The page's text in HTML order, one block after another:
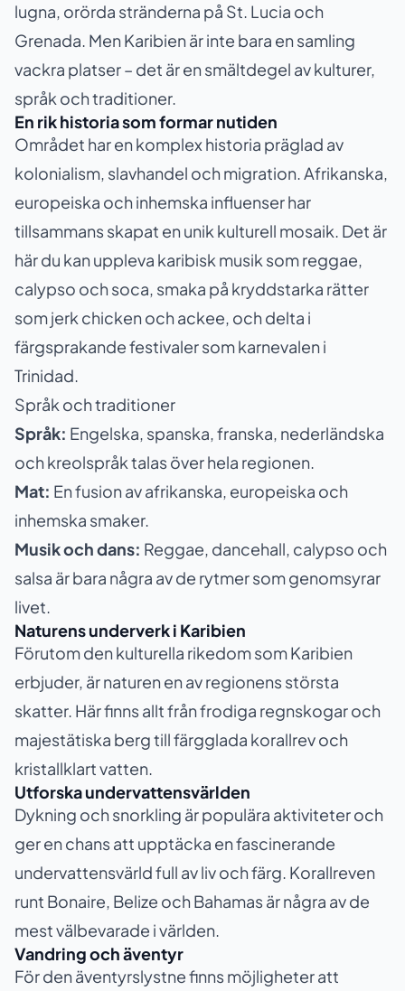
lugna, orörda stränderna på St. Lucia och
Grenada. Men Karibien är inte bara en samling
vackra platser – det är en smältdegel av kulturer,
språk och traditioner.
En rik historia som formar nutiden
Området har en komplex historia präglad av
kolonialism, slavhandel och migration. Afrikanska,
europeiska och inhemska influenser har
tillsammans skapat en unik kulturell mosaik. Det är
här du kan uppleva karibisk musik som reggae,
calypso och soca, smaka på kryddstarka rätter
som jerk chicken och ackee, och delta i
färgsprakande festivaler som karnevalen i
Trinidad.
Språk och traditioner
Språk: Engelska, spanska, franska, nederländska
och kreolspråk talas över hela regionen.
Mat: En fusion av afrikanska, europeiska och
inhemska smaker.
Musik och dans: Reggae, dancehall, calypso och
salsa är bara några av de rytmer som genomsyrar
livet.
Naturens underverk i Karibien
Förutom den kulturella rikedom som Karibien
erbjuder, är naturen en av regionens största
skatter. Här finns allt från frodiga regnskogar och
majestätiska berg till färgglada korallrev och
kristallklart vatten.
Utforska undervattensvärlden
Dykning och snorkling är populära aktiviteter och
ger en chans att upptäcka en fascinerande
undervattensvärld full av liv och färg. Korallreven
runt Bonaire, Belize och Bahamas är några av de
mest välbevarade i världen.
Vandring och äventyr
För den äventyrslystne finns möjligheter att